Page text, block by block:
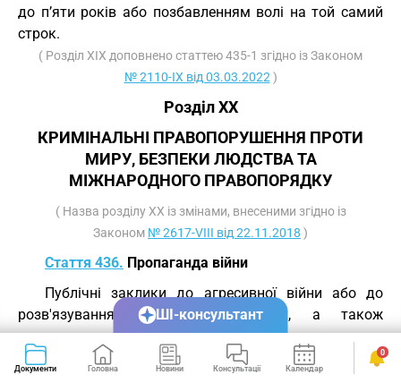
до п’яти років або позбавленням волі на той самий
строк.
( Розділ XIX доповнено статтею 435-1 згідно із Законом
№ 2110-IX від 03.03.2022 )
Розділ XX
КРИМІНАЛЬНІ ПРАВОПОРУШЕННЯ ПРОТИ
МИРУ, БЕЗПЕКИ ЛЮДСТВА ТА
МІЖНАРОДНОГО ПРАВОПОРЯДКУ
( Назва розділу XX із змінами, внесеними згідно із
Законом № 2617-VIII від 22.11.2018 )
Стаття 436. Пропаганда війни
Публічні заклики до агресивної війни або до
розв'язування воєнного конфлікту, а також
виготовлення матеріалів із закликами до вчинення
таких дій з метою їх розповсюдження або
розповсюдження таких матеріалів -
Документи Головна Новини Консультації Календар Сервіси
0
ШІ-консультант